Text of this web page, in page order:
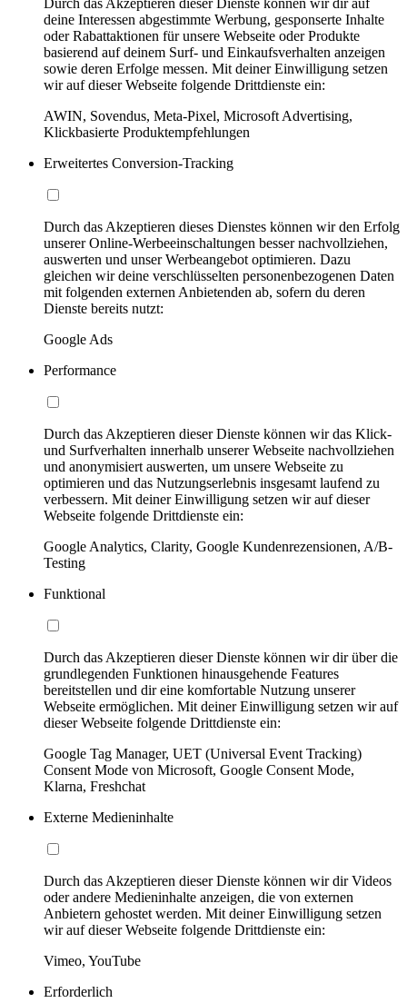
Durch das Akzeptieren dieser Dienste können wir dir auf
deine Interessen abgestimmte Werbung, gesponserte Inhalte
oder Rabattaktionen für unsere Webseite oder Produkte
basierend auf deinem Surf- und Einkaufsverhalten anzeigen
sowie deren Erfolge messen. Mit deiner Einwilligung setzen
wir auf dieser Webseite folgende Drittdienste ein:
AWIN, Sovendus, Meta-Pixel, Microsoft Advertising,
Klickbasierte Produktempfehlungen
Erweitertes Conversion-Tracking
Durch das Akzeptieren dieses Dienstes können wir den Erfolg
unserer Online-Werbeeinschaltungen besser nachvollziehen,
auswerten und unser Werbeangebot optimieren. Dazu
gleichen wir deine verschlüsselten personenbezogenen Daten
mit folgenden externen Anbietenden ab, sofern du deren
Dienste bereits nutzt:
Google Ads
Performance
Durch das Akzeptieren dieser Dienste können wir das Klick-
und Surfverhalten innerhalb unserer Webseite nachvollziehen
und anonymisiert auswerten, um unsere Webseite zu
optimieren und das Nutzungserlebnis insgesamt laufend zu
verbessern. Mit deiner Einwilligung setzen wir auf dieser
Webseite folgende Drittdienste ein:
Google Analytics, Clarity, Google Kundenrezensionen, A/B-
Testing
Funktional
Durch das Akzeptieren dieser Dienste können wir dir über die
grundlegenden Funktionen hinausgehende Features
bereitstellen und dir eine komfortable Nutzung unserer
Webseite ermöglichen. Mit deiner Einwilligung setzen wir auf
dieser Webseite folgende Drittdienste ein:
Google Tag Manager, UET (Universal Event Tracking)
Consent Mode von Microsoft, Google Consent Mode,
Klarna, Freshchat
Externe Medieninhalte
Durch das Akzeptieren dieser Dienste können wir dir Videos
oder andere Medieninhalte anzeigen, die von externen
Anbietern gehostet werden. Mit deiner Einwilligung setzen
wir auf dieser Webseite folgende Drittdienste ein:
Vimeo, YouTube
Erforderlich